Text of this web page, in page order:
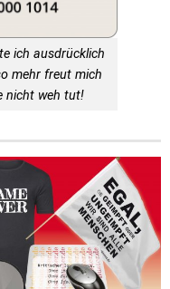
ich ausdrücklich
mehr freut mich
nicht weh tut!